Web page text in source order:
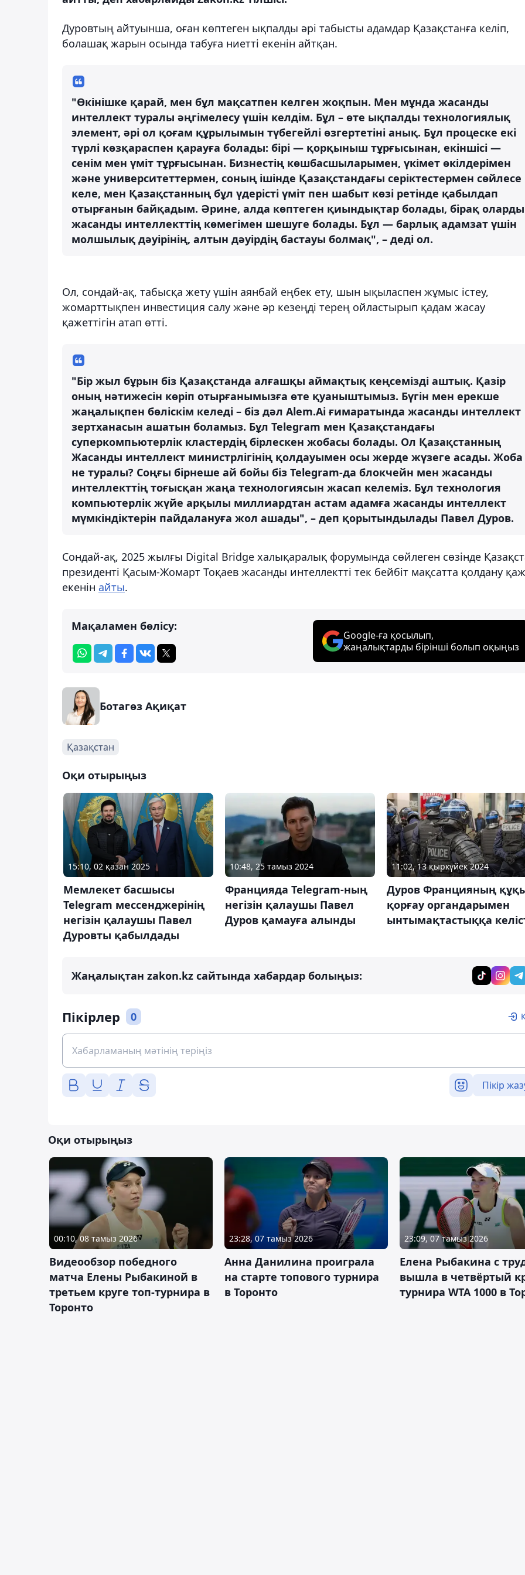
Дуровтың айтуынша, оған көптеген ықпалды әрі табысты адамдар Қазақстанға келіп,
болашақ жарын осында табуға ниетті екенін айтқан.
"Өкінішке қарай, мен бұл мақсатпен келген жоқпын. Мен мұнда жасанды
интеллект туралы әңгімелесу үшін келдім. Бұл – өте ықпалды технологиялық
элемент, әрі ол қоғам құрылымын түбегейлі өзгертетіні анық. Бұл процеске екі
түрлі көзқараспен қарауға болады: бірі — қорқыныш тұрғысынан, екіншісі —
сенім мен үміт тұрғысынан. Бизнестің көшбасшыларымен, үкімет өкілдерімен
және университеттермен, соның ішінде Қазақстандағы серіктестермен сөйлесе
келе, мен Қазақстанның бұл үдерісті үміт пен шабыт көзі ретінде қабылдап
отырғанын байқадым. Әрине, алда көптеген қиындықтар болады, бірақ оларды
жасанды интеллекттің көмегімен шешуге болады. Бұл — барлық адамзат үшін
молшылық дәуірінің, алтын дәуірдің бастауы болмақ", – деді ол.
Ол, сондай-ақ, табысқа жету үшін аянбай еңбек ету, шын ықыласпен жұмыс істеу,
жомарттықпен инвестиция салу және әр кезеңді терең ойластырып қадам жасау
қажеттігін атап өтті.
"Бір жыл бұрын біз Қазақстанда алғашқы аймақтық кеңсемізді аштық. Қазір
оның нәтижесін көріп отырғанымызға өте қуаныштымыз. Бүгін мен ерекше
жаңалықпен бөліскім келеді – біз дәл Alem.Ai ғимаратында жасанды интеллект
зертханасын ашатын боламыз. Бұл Telegram мен Қазақстандағы
суперкомпьютерлік кластердің бірлескен жобасы болады. Ол Қазақстанның
Жасанды интеллект министрлігінің қолдауымен осы жерде жүзеге асады. Жоба
не туралы? Соңғы бірнеше ай бойы біз Telegram-да блокчейн мен жасанды
интеллекттің тоғысқан жаңа технологиясын жасап келеміз. Бұл технология
компьютерлік жүйе арқылы миллиардтан астам адамға жасанды интеллект
мүмкіндіктерін пайдалануға жол ашады", – деп қорытындылады Павел Дуров.
Сондай-ақ, 2025 жылғы Digital Bridge халықаралық форумында сөйлеген сөзінде
президенті Қасым-Жомарт Тоқаев жасанды интеллектті тек бейбіт мақсатта қолдану
екенін айты.
Мақаламен бөлісу:
Google-ға қосылып,
жаңалықтарды бірінші болып оқыңыз
Ботагөз Ақиқат
Қазақстан
Оқи отырыңыз
15:10, 02 қазан 2025
Мемлекет басшысы
Telegram мессенджерінің
негізін қалаушы Павел
Дуровты қабылдады
10:48, 25 тамыз 2024
Францияда Telegram-ның
негізін қалаушы Павел
Дуров қамауға алынды
11:02, 13 қыркүйек 2024
Дуров Францияның
қорғау органдарымен
ынтымақтастыққа
Жаңалықтан zakon.kz сайтында хабардар болыңыз:
Пікірлер 0
Пікір
Оқи отырыңыз
00:10, 08 тамыз 2026
Видеообзор победного
матча Елены Рыбакиной в
третьем круге топ-турнира в
Торонто
23:28, 07 тамыз 2026
Анна Данилина проиграла
на старте топового турнира
в Торонто
23:09, 07 тамыз 2026
Елена Рыбакина с
вышла в четвёртый
турнира WTA 1000 в